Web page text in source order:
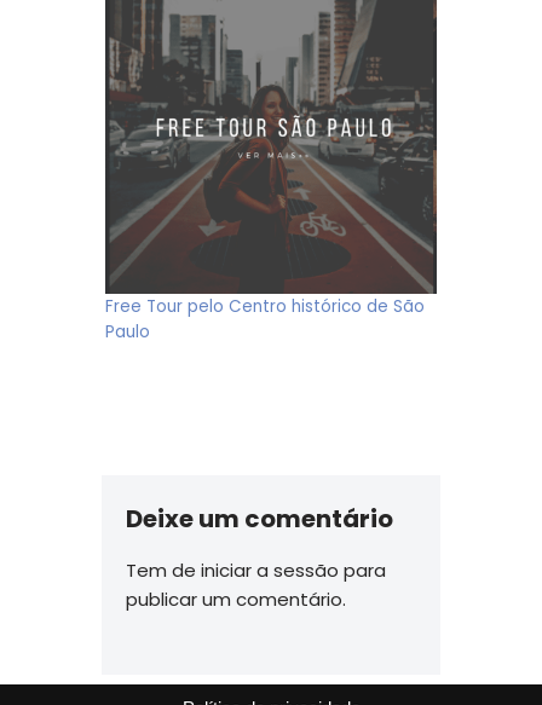
Free Tour pelo Centro histórico de São
Paulo
Deixe um comentário
Tem de iniciar a sessão para
publicar um comentário.